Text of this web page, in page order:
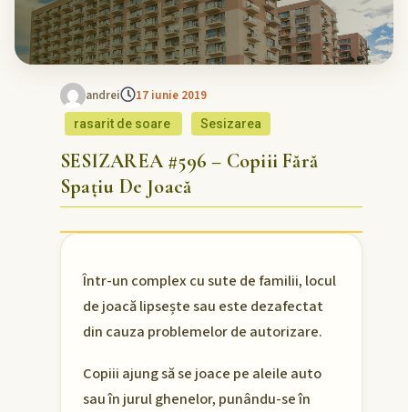
andrei 17 iunie 2019
rasarit de soare Sesizarea
SESIZAREA #596 – Copiii Fără
Spațiu De Joacă
Într-un complex cu sute de familii, locul
de joacă lipsește sau este dezafectat
din cauza problemelor de autorizare.
Copiii ajung să se joace pe aleile auto
sau în jurul ghenelor, punându-se în